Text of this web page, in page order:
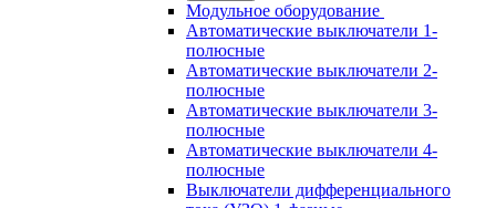
Модульное оборудование
Автоматические выключатели 1-
полюсные
Автоматические выключатели 2-
полюсные
Автоматические выключатели 3-
полюсные
Автоматические выключатели 4-
полюсные
Выключатели дифференциального